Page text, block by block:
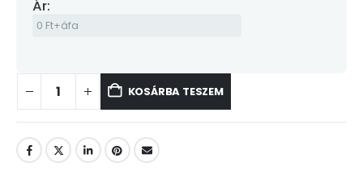
Ár:
KOSÁRBA TESZEM